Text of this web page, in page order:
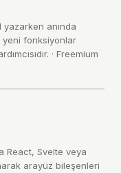
yazarken anında
yeni fonksiyonlar
· Freemium
React, Svelte veya
arayüz bileşenleri